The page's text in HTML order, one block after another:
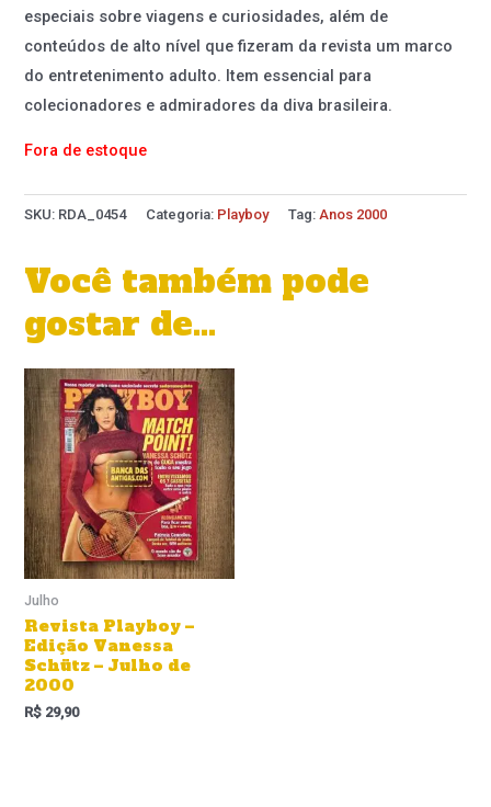
especiais sobre viagens e curiosidades, além de
conteúdos de alto nível que fizeram da revista um marco
do entretenimento adulto. Item essencial para
colecionadores e admiradores da diva brasileira.
Fora de estoque
SKU: RDA_0454 Categoria: Playboy Tag:Anos 2000
Você também pode
gostar de…
Julho
Revista Playboy –
Edição Vanessa
Schütz – Julho de
2000
R$ 29,90